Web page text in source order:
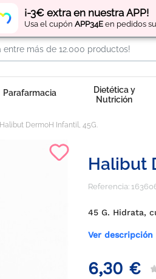
¡-3€ extra en nuestra APP!
Usa el cupón APP34E en pedidos
Regístratey
Parafarmacia
Dietética y
Nutrición
Halibut DermoH Infantil, 45G.
Halibut
Referencia:
45 G. Hidrata,
Ver descripción
6,30 €